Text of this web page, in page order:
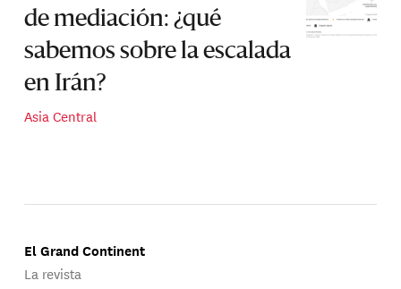
de mediación: ¿qué
sabemos sobre la escalada
en Irán?
Asia Central
El Grand Continent
La revista